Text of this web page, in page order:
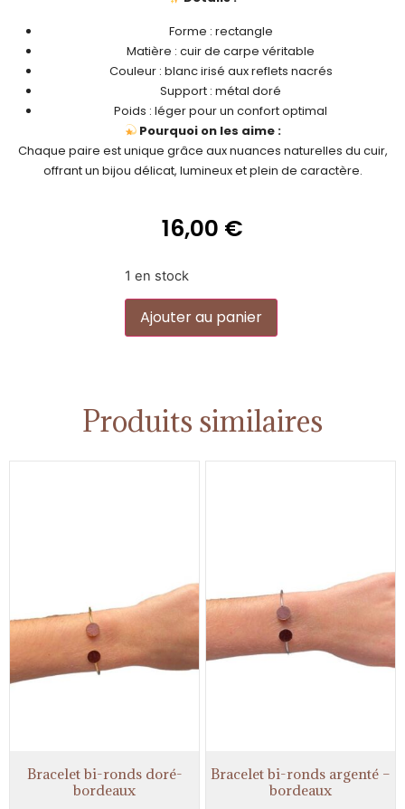
Forme : rectangle
Matière : cuir de carpe véritable
Couleur : blanc irisé aux reflets nacrés
Support : métal doré
Poids : léger pour un confort optimal
Pourquoi on les aime :
Chaque paire est unique grâce aux nuances naturelles du cuir,
offrant un bijou délicat, lumineux et plein de caractère.
16,00 €
1 en stock
Ajouter au panier
Produits similaires
Bracelet bi-ronds doré-
bordeaux
Bracelet bi-ronds argenté –
bordeaux